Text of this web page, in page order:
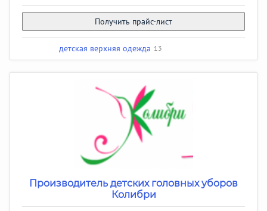
Получить прайс-лист
детская верхняя одежда 13
Производитель детских головных уборов
Колибри